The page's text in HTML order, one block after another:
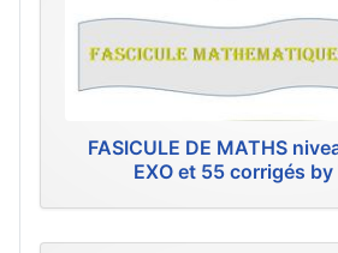
FASICULE DE MATHS
EXO et 55 corrigés by